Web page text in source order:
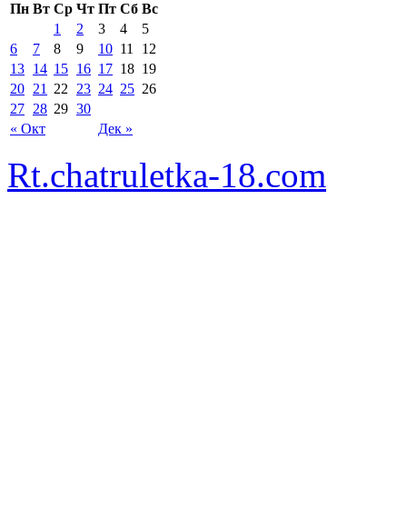
Пн Вт Ср Чт Пт Сб Вс
« Окт Дек »
1 2 3 4
5
6
7 8 9 10 11
12
13 14 15 16 17 18 19
20 21 22 23 24 25 26
27 28 29 30
Rt.chatruletka-18.com